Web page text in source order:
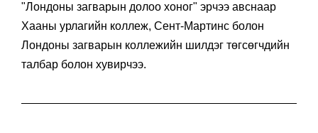
"Лондоны загварын долоо хоног" эрчээ авснаар
Хааны урлагийн коллеж, Сент-Мартинс болон
Лондоны загварын коллежийн шилдэг төгсөгчдийн
талбар болон хувирчээ.